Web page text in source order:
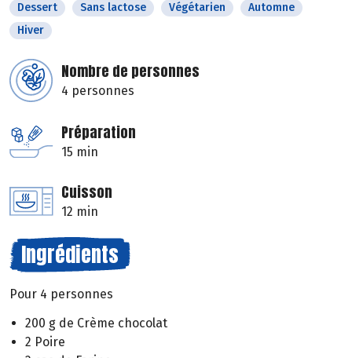
Dessert Sans lactose Végétarien
Automne
Hiver
Nombre de personnes
4 personnes
Préparation
15 min
Cuisson
12 min
Ingrédients
Pour 4 personnes
200 g de Crème chocolat
2 Poire